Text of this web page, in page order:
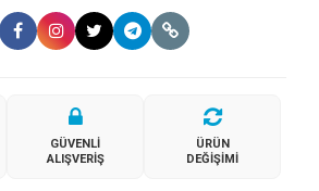
GÜVENLI
ALIŞVERIŞ
ÜRÜN
DEĞIŞIMI